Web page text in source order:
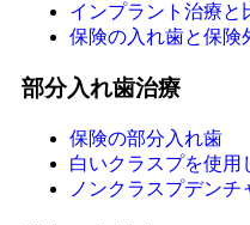
インプラント治療と
保険の入れ歯と保険
部分入れ歯治療
保険の部分入れ歯
白いクラスプを使用
ノンクラスプデンチ